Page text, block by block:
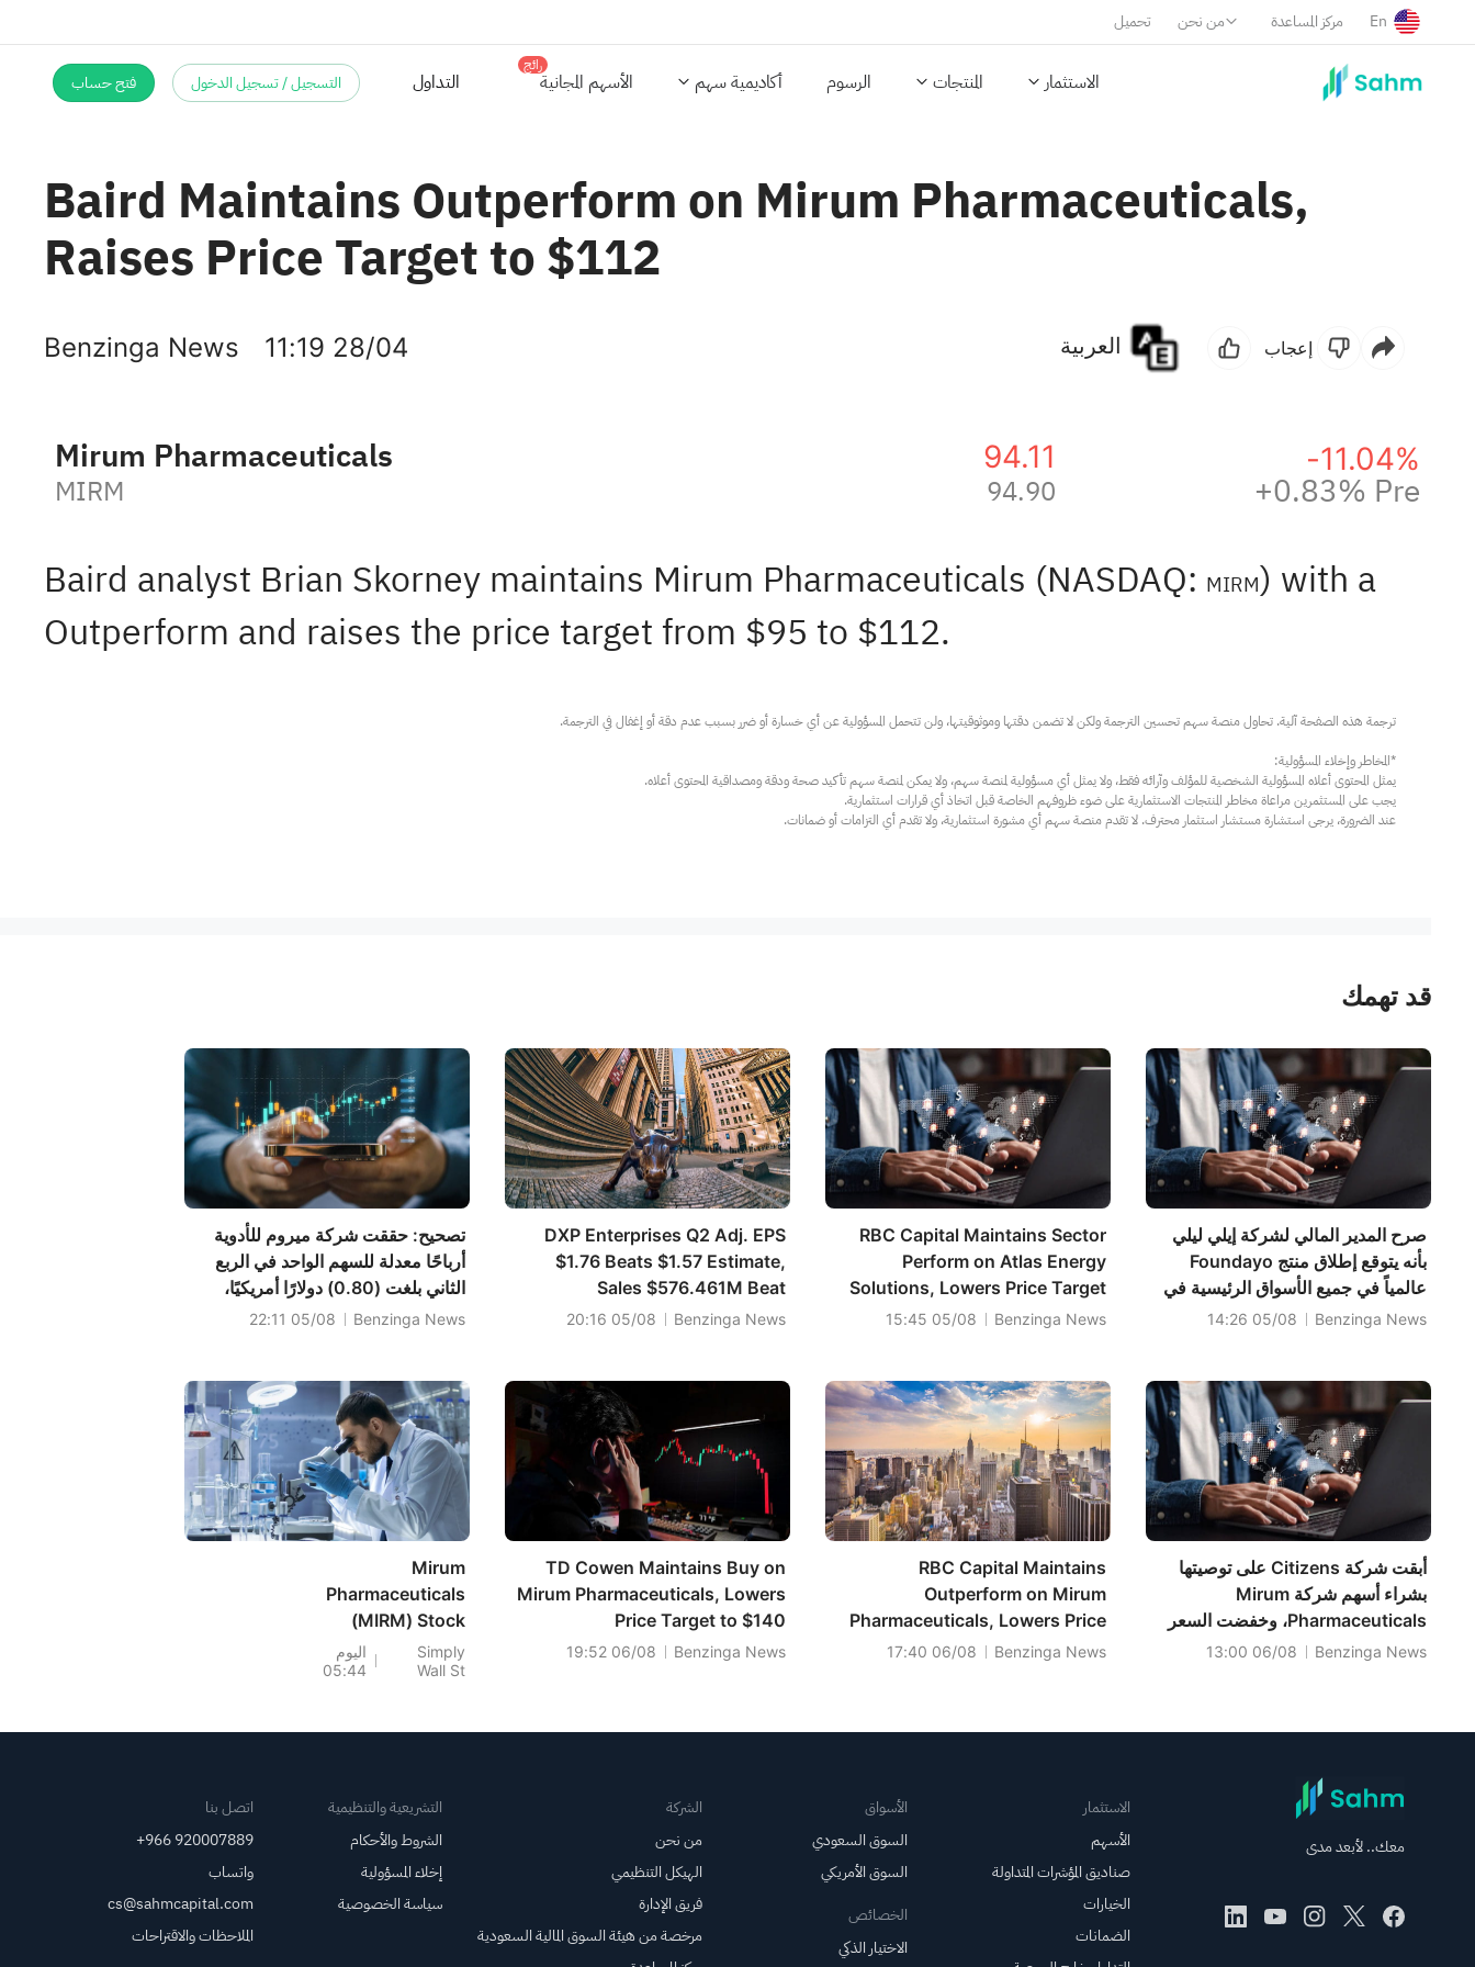
تحميل من نحن مركز المساعدة En
الاستثمار المنتجات الرسوم أكاديمية سهم الأسهم المجانية
رائج
التداول التسجيل / تسجيل الدخول فتح حساب
Baird Maintains Outperform on Mirum Pharmaceuticals,
Raises Price Target to $112
Benzinga News 11:19 28/04 إعجاب
Mirum Pharmaceuticals
MIRM
94.11
94.90
-11.04%
+0.83% Pre
Baird analyst Brian Skorney maintains Mirum Pharmaceuticals (NASDAQ: MIRM) with a
Outperform and raises the price target from $95 to $112.
عند الضرورة، يرجى استشارة مستشار استثمار محترف. لا تقدم منصة سهم أي مشورة استثمارية، ولا تقدم أي التزامات أو ضمانات.
قد تهمك
صرح المدير المالي لشركة إيلي ليلي
بأنه يتوقع إطلاق منتج Foundayo
عالمياً في جميع الأسواق الرئيسية في
عام 2027
Benzinga News
05/08 14:26
RBC Capital Maintains Sector
Perform on Atlas Energy
Solutions, Lowers Price Target
to $17
Benzinga News
05/08 15:45
DXP Enterprises Q2 Adj. EPS
$1.76 Beats $1.57 Estimate,
Sales $576.461M Beat
$543.000M Estimate
Benzinga News
05/08 20:16
تصحيح: حققت شركة ميروم للأدوية
أرباحًا معدلة للسهم الواحد في الربع
الثاني بلغت (0.80) دولارًا أمريكيًا،
متجاوزة بذلك التوقعات التي بلغت
أمريكي، متجاوزة بذلك التوقعات التي
بلغت 166.12...
Benzinga News
05/08 22:11
أبقت شركة Citizens على توصيتها
بشراء أسهم شركة Mirum
Pharmaceuticals، وخفضت السعر
المستهدف إلى 137 دولارًا.
Benzinga News
06/08 13:00
RBC Capital Maintains
Outperform on Mirum
Pharmaceuticals, Lowers Price
Target to $135
Benzinga News
06/08 17:40
TD Cowen Maintains Buy on
Mirum Pharmaceuticals, Lowers
Price Target to $140
Benzinga News
06/08 19:52
Mirum
Pharmaceuticals
(MIRM) Stock
Sinks As Losses
Deepen Despite
Simply
Wall St
اليوم
05:44
معك.. لأبعد مدى
الاستثمار
الأسهم
صناديق المؤشرات المتداولة
الخيارات
الضمانات
الأسواق
السوق السعودي
السوق الأمريكي
الخصائص
الاختيار الذكي
الشركة
من نحن
الهيكل التنظيمي
فريق الإدارة
مرخصة من هيئة السوق المالية السعودية
التشريعية والتنظيمية
الشروط والأحكام
إخلاء المسؤولية
سياسة الخصوصية
اتصل بنا
+966 920007889
واتساب
cs@sahmcapital.com
الملاحظات والاقتراحات